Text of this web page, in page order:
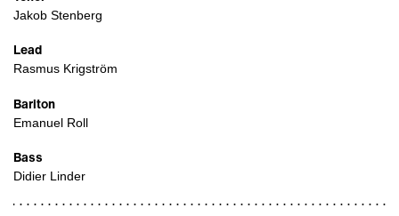
Jakob Stenberg
Lead
Rasmus Krigström
Bariton
Emanuel Roll
Bass
Didier Linder